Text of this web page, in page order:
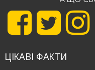
ЦІКАВІ ФАКТИ